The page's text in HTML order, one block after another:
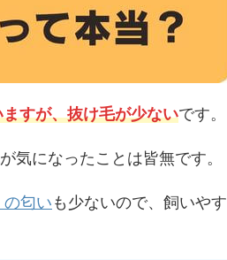
すが、抜け毛が少ないです。
気になったことは皆無です。
の匂いも少ないので、飼いやす